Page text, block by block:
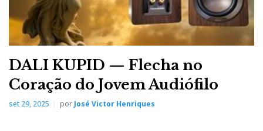
DALI KUPID — Flecha no
Coração do Jovem Audiófilo
set 29, 2025 por José Victor Henriques